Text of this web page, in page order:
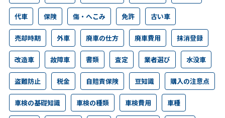
代車 保険 傷・へこみ 免許 古い車
売却時期 外車 廃車の仕方 廃車費用 抹消登録
改造車 故障車 書類 査定 業者選び 水没車
盗難防止 税金 自賠責保険 豆知識 購入の注意点
車検の基礎知識 車検の種類 車検費用 車種